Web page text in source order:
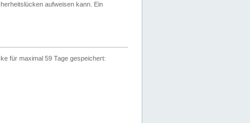
aufweisen kann. Ein
für maximal 59 Tage gespeichert: